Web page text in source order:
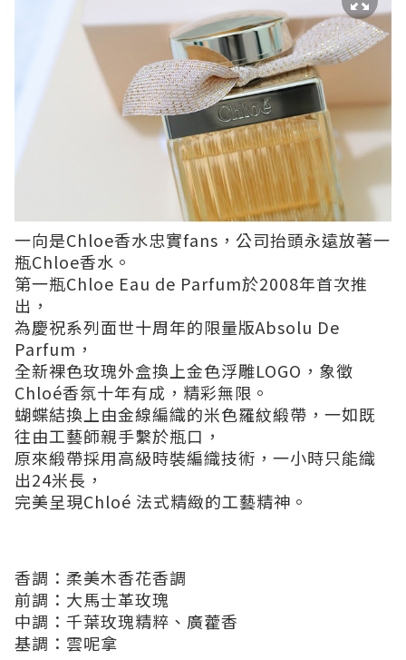
一向是Chloe香水忠實fans，公司抬頭永遠放著一
瓶Chloe香水。
第一瓶Chloe Eau de Parfum於2008年首次推
出，
為慶祝系列面世十周年的限量版Absolu De
Parfum，
全新裸色玫瑰外盒換上金色浮雕LOGO，象徵
Chloé香氛十年有成，精彩無限。
蝴蝶結換上由金線編織的米色羅紋緞帶，一如既
往由工藝師親手繫於瓶口，
原來緞帶採用高級時裝編織技術，一小時只能織
出24米長，
完美呈現Chloé 法式精緻的工藝精神。
香調：柔美木香花香調
前調：大馬士革玫瑰
中調：千葉玫瑰精粹、廣藿香
基調：雲呢拿